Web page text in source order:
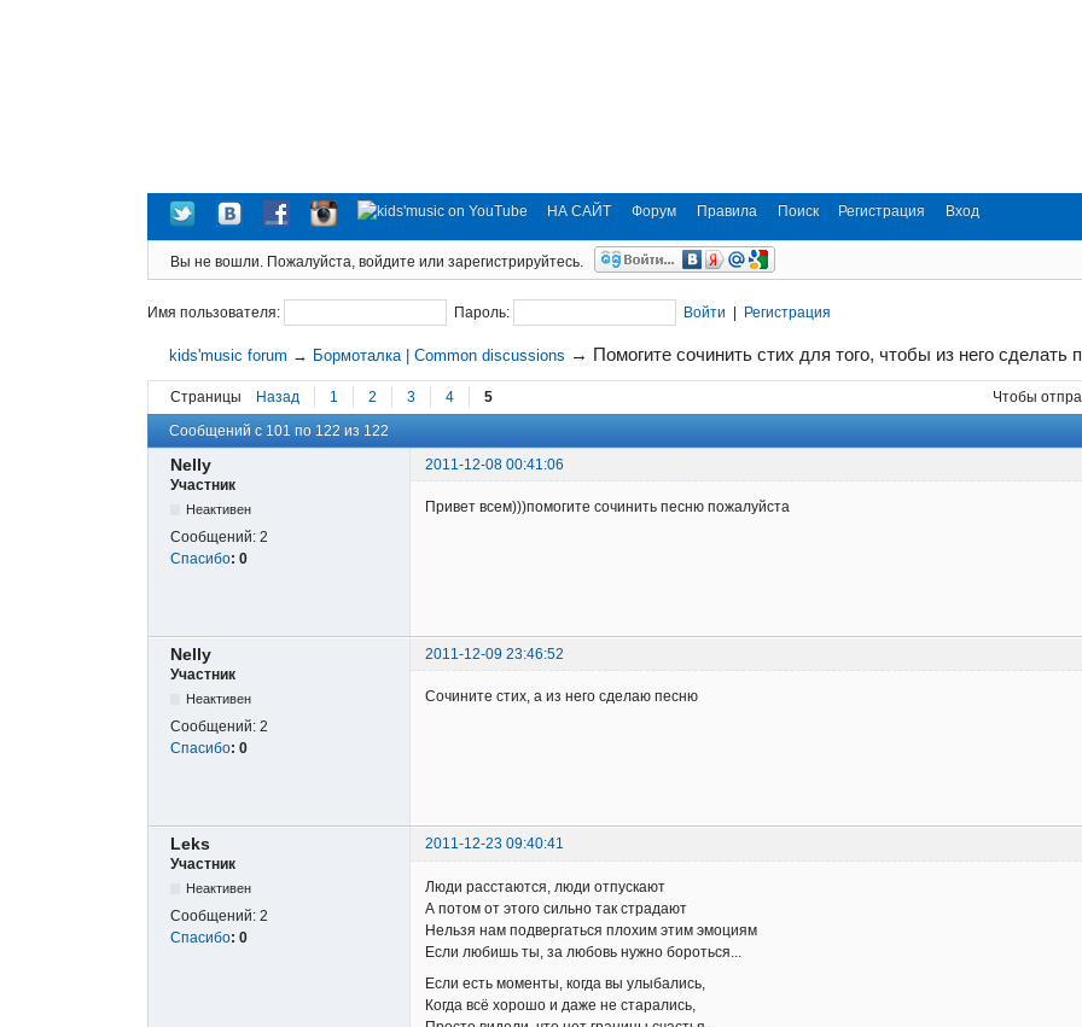
НА САЙТ Форум Правила Поиск Регистрация Вход
Вы не вошли. Пожалуйста, войдите или зарегистрируйтесь.
Имя пользователя: Пароль: Войти | Регистрация
kids'music forum → Бормоталка | Common discussions → Помогите сочинить стих для того, чтобы из него сделать
Страницы Назад 1 2 3 4 5
Чтобы
Сообщений с 101 по 122 из 122
Nelly
2011-12-08 00:41:06
Участник
Неактивен
Сообщений: 2
Спасибо: 0
Привет всем)))помогите сочинить песню пожалуйста
Nelly
2011-12-09 23:46:52
Участник
Неактивен
Сообщений: 2
Спасибо: 0
Сочините стих, a из него сделаю песню
Leks
2011-12-23 09:40:41
Участник
Неактивен
Сообщений: 2
Спасибо: 0
Люди расстаются, люди отпускают
А потом от этого сильно так страдают
Нельзя нам подвергаться плохим этим эмоциям
Если любишь ты, за любовь нужно бороться...
Если есть моменты, когда вы улыбались,
Когда всё хорошо и даже не старались,